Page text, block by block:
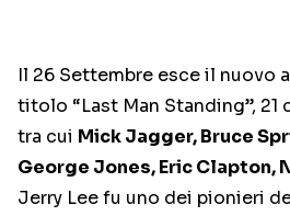
Il 26 Settembre esce il nuovo
titolo “Last Man Standing”, 21
tra cui Mick Jagger, Bruce
George Jones, Eric Clapton,
Jerry Lee fu uno dei pionieri